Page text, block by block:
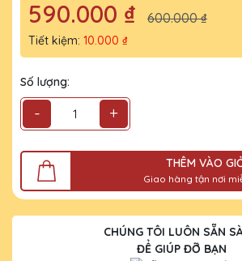
590.000 ₫ 600.000 ₫
Tiết kiệm: 10.000 ₫
Số lượng:
- +
THÊM VÀO
Giao hàng tận nơi
CHÚNG TÔI LUÔN SẴN
ĐỂ GIÚP ĐỠ BẠN